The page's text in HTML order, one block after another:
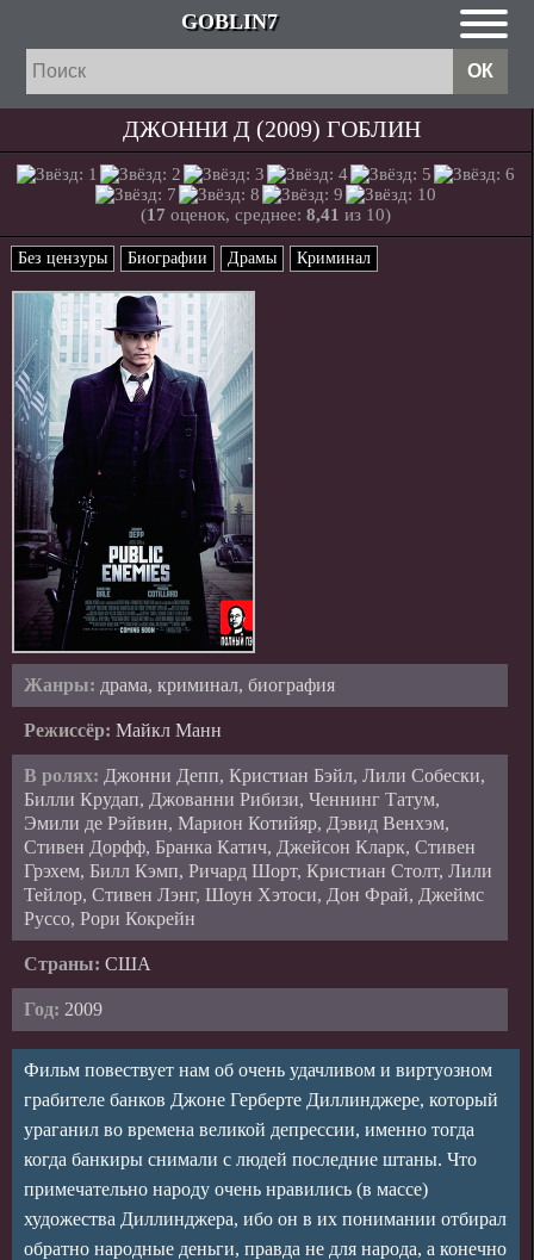
GOBLIN7
ДЖОННИ Д (2009) ГОБЛИН
(17 оценок, среднее: 8,41 из 10)
Без цензуры Биографии Драмы Криминал
Жанры: драма, криминал, биография
Режиссёр: Майкл Манн
В ролях: Джонни Депп, Кристиан Бэйл, Лили Собески,
Билли Крудап, Джованни Рибизи, Ченнинг Татум,
Эмили де Рэйвин, Марион Котийяр, Дэвид Венхэм,
Стивен Дорфф, Бранка Катич, Джейсон Кларк, Стивен
Грэхем, Билл Кэмп, Ричард Шорт, Кристиан Столт, Лили
Тейлор, Стивен Лэнг, Шоун Хэтоси, Дон Фрай, Джеймс
Руссо, Рори Кокрейн
Страны: США
Год: 2009
Фильм повествует нам об очень удачливом и виртуозном
грабителе банков Джоне Герберте Диллинджере, который
ураганил во времена великой депрессии, именно тогда
когда банкиры снимали с людей последние штаны. Что
примечательно народу очень нравились (в массе)
художества Диллинджера, ибо он в их понимании отбирал
обратно народные деньги, правда не для народа, а конечно